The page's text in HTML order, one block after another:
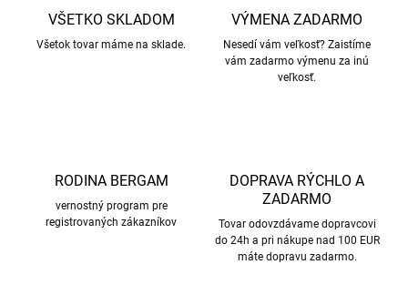
VŠETKO SKLADOM
Všetok tovar máme na sklade.
VÝMENA ZADARMO
Nesedí vám veľkosť? Zaistíme
vám zadarmo výmenu za inú
veľkosť.
RODINA BERGAM
vernostný program pre
registrovaných zákazníkov
DOPRAVA RÝCHLO A
ZADARMO
Tovar odovzdávame dopravcovi
do 24h a pri nákupe nad 100 EUR
máte dopravu zadarmo.